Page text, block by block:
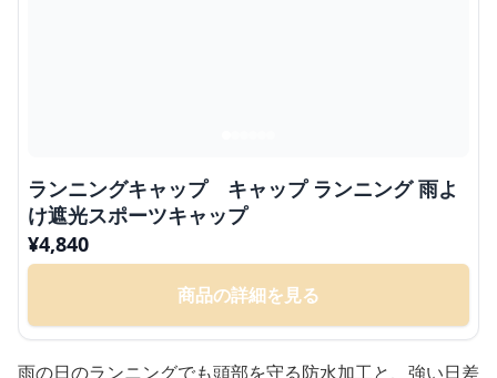
ランニングキャップ キャップ ランニング 雨よ
け遮光スポーツキャップ
¥4,840
商品の詳細を見る
雨の日のランニングでも頭部を守る防水加工と、強い日差